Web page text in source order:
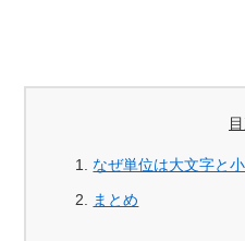
なぜ単位は大文字と
まとめ